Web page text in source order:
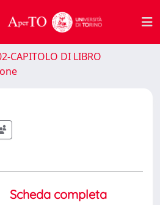
CAPITOLO DI LIBRO
Scheda completa